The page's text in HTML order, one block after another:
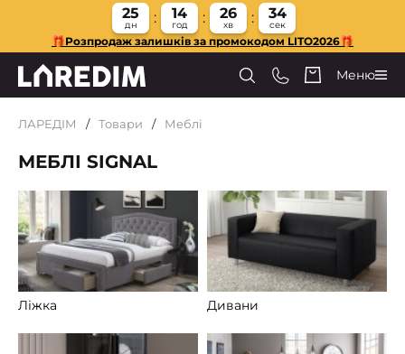
25
дн
14
год
26
хв
33
сек
🎁Розпродаж залишків за промокодом LITO2026🎁
Меню
ЛАРЕДІМ Товари Меблі
МЕБЛІ SIGNAL
Ліжка Дивани